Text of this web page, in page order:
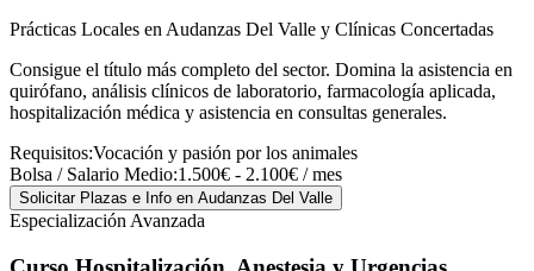
Prácticas Locales en Audanzas Del Valle y Clínicas Concertadas
Consigue el título más completo del sector. Domina la asistencia en
quirófano, análisis clínicos de laboratorio, farmacología aplicada,
hospitalización médica y asistencia en consultas generales.
Requisitos:Vocación y pasión por los animales
Bolsa / Salario Medio:1.500€ - 2.100€ / mes
Solicitar Plazas e Info en Audanzas Del Valle
Especialización Avanzada